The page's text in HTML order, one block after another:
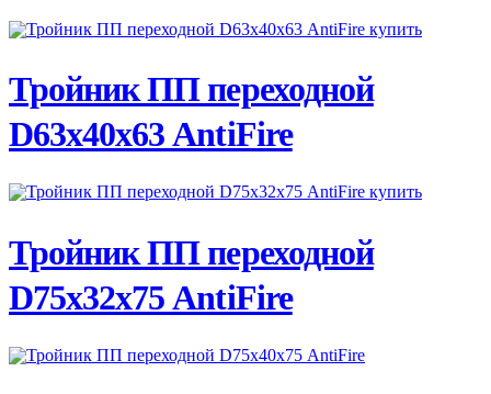
Тройник ПП переходной
D63х40х63 AntiFire
Тройник ПП переходной
D75х32х75 AntiFire